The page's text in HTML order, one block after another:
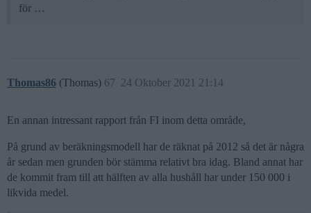
för …
Thomas86 (Thomas) 24 Oktober 2021 21:14
67
En annan intressant rapport från FI inom detta område,
På grund av beräkningsmodell har de räknat på 2012 så det är några
år sedan men grunden bör stämma relativt bra idag. Bland annat har
de kommit fram till att hälften av alla hushåll har under 150 000 i
likvida medel.